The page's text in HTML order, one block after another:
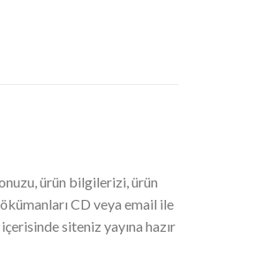
ürün bilgilerizi, ürün
CD veya email ile
siteniz yayına hazır